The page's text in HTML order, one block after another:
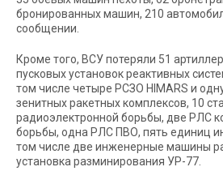
бронированных машин, 210
сообщении.
Кроме того, ВСУ потеряли 51
пусковых установок реактивных
том числе четыре РСЗО HIMARS и
зенитных ракетных комплексов, 10
радиоэлектронной борьбы, две РЛС
борьбы, одна РЛС ПВО, пять единиц
том числе две инженерные машины
установка разминирования УР-77.